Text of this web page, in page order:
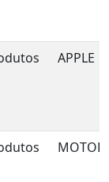
APPLE